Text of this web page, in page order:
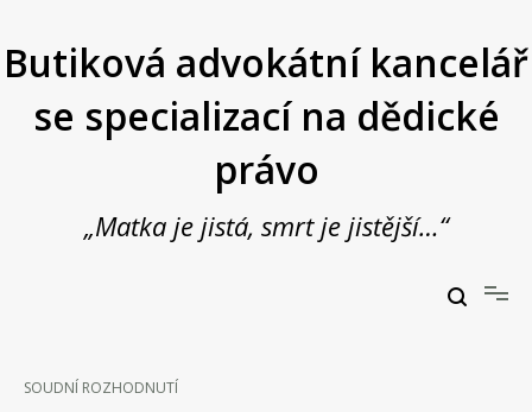
obsah
Butiková advokátní kancelář
se specializací na dědické
právo
„Matka je jistá, smrt je jistější…“
SOUDNÍ ROZHODNUTÍ